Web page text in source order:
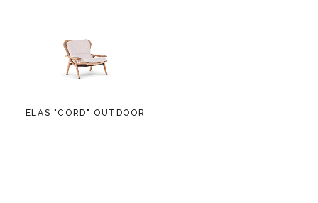
ELAS "CORD" OUTDOOR